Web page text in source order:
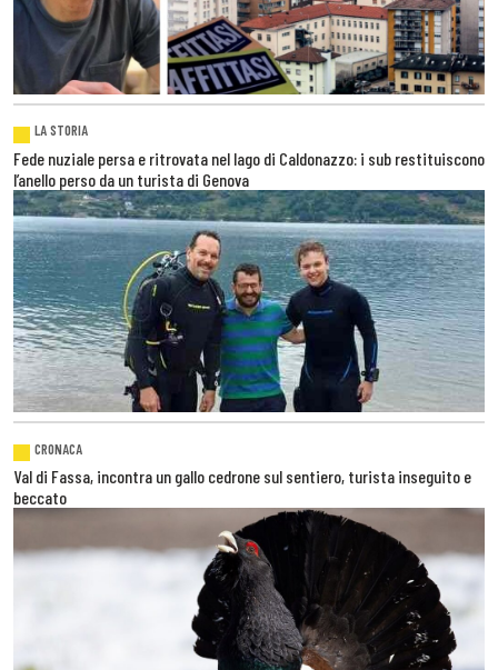
LA STORIA
Fede nuziale persa e ritrovata nel lago di Caldonazzo: i sub restituiscono
l’anello perso da un turista di Genova
CRONACA
Val di Fassa, incontra un gallo cedrone sul sentiero, turista inseguito e
beccato